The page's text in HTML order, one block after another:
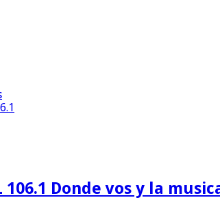
106.1 Donde vos y la